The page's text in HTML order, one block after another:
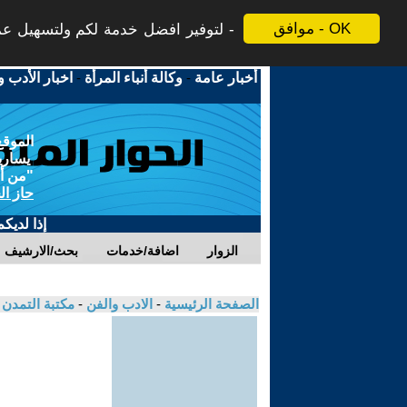
موافق - OK لتوفير افضل خدمة لكم ولتسهيل
أخبار عامة -وكالة أنباء المرأة - اخبار الأدب
"من
حاز
إذا
بحث/الارشيف اضافة/خدمات الزوار
الصفحة الرئيسية - الادب والفن - مكتبة